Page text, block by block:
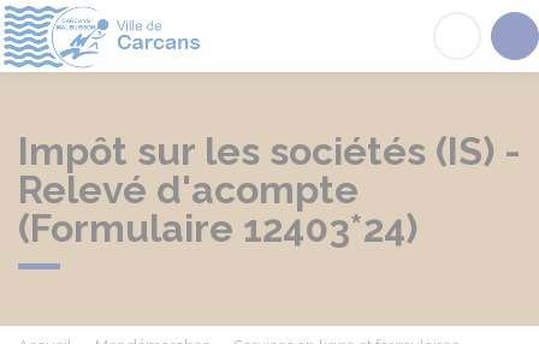
Impôt sur les sociétés (IS) -
Relevé d'acompte
(Formulaire 12403*24)